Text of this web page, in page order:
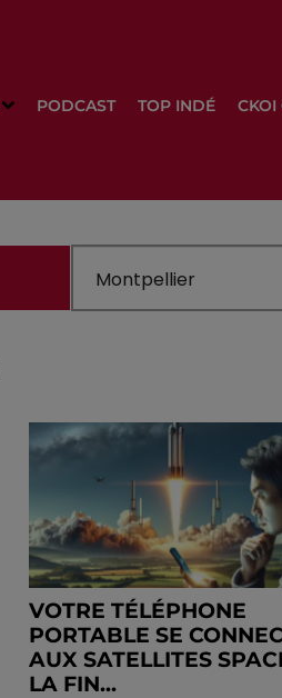
PODCAST TOP INDÉ CKOI
VOTRE TÉLÉPHONE
PORTABLE SE
AUX SATELLITES
LA FIN...